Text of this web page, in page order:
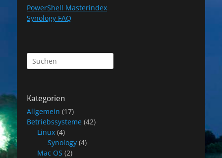
PowerShell Masterindex
Synology FAQ
Suchen
nach:
Kategorien
Allgemein (17)
Betriebssysteme (42)
Linux (4)
Synology (4)
Mac OS (2)